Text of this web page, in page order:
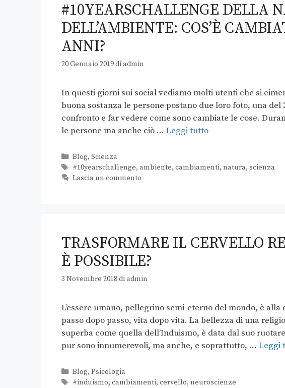
#10YEARSCHALLENGE DELLA
DELL’AMBIENTE: COS’È
ANNI?
20 Gennaio 2019diadmin
In questi giorni sui social vediamo molti utenti che si
buona sostanza le persone postano due loro foto, una
confronto e far vedere come sono cambiate le cose.
le persone ma anche ciò … Leggi tutto
Blog, Scienza
#10yearschallenge, ambiente, cambiamenti, natura, scienza
Lascia un commento
TRASFORMARE IL CERVELLO
È POSSIBILE?
3 Novembre 2018diadmin
L’essere umano, pellegrino semi-eterno del mondo, è
passo dopo passo, vita dopo vita. La bellezza di una
superba come quella dell’Induismo, è data dal suo
pur sono innumerevoli, ma anche, e soprattutto, … Leggi
Blog, Psicologia
#induismo, cambiamenti, cervello, neuroscienze